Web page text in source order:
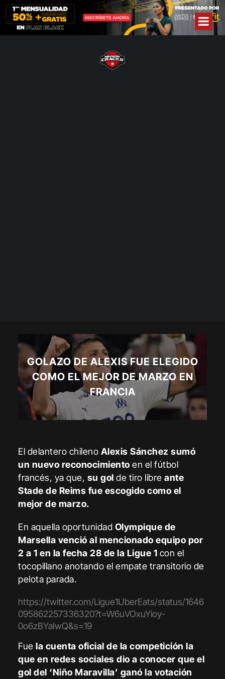
GOLAZO DE ALEXIS FUE ELEGIDO
COMO EL MEJOR DE MARZO EN
FRANCIA
El delantero chileno Alexis Sánchez sumó
un nuevo reconocimientoen el fútbol
francés, ya que, su gol de tiro libre ante
Stade de Reims fue escogido como el
mejor de marzo.
En aquella oportunidad Olympique de
Marsella venció al mencionado equipo por
2 a 1 en la fecha 28 de la Ligue 1 con el
tocopillano anotando el empate transitorio de
pelota parada.
https://twitter.com/Ligue1UberEats/status/1646
095862257336320?t=W6uVOxuYioy-
0o6zBYaIwQ&s=19
Fuela cuenta oficial de la competición la
que en redes sociales dio a conocer que el
gol del ‘Niño Maravilla’ ganó la votación